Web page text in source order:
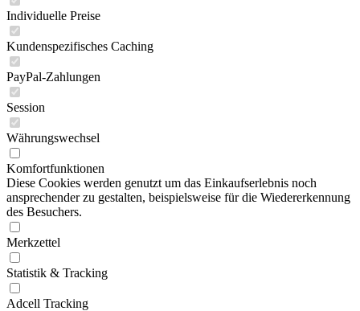
Individuelle Preise
Kundenspezifisches Caching
PayPal-Zahlungen
Session
Währungswechsel
Komfortfunktionen
Diese Cookies werden genutzt um das Einkaufserlebnis noch
ansprechender zu gestalten, beispielsweise für die Wiedererkennung
des Besuchers.
Merkzettel
Statistik & Tracking
Adcell Tracking